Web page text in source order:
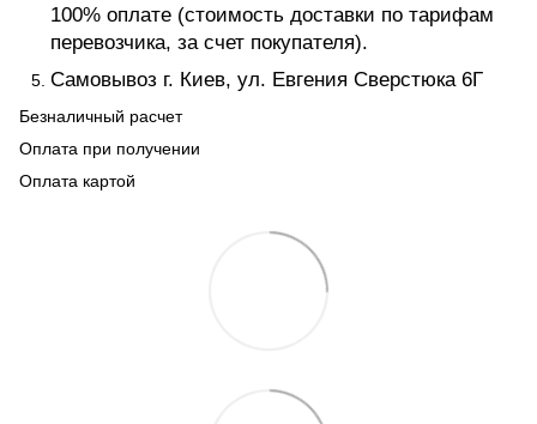
100% оплате (стоимость доставки по тарифам
перевозчика, за счет покупателя).
Самовывоз г. Киев, ул. Евгения Сверстюка 6Г
Безналичный расчет
Оплата при получении
Оплата картой